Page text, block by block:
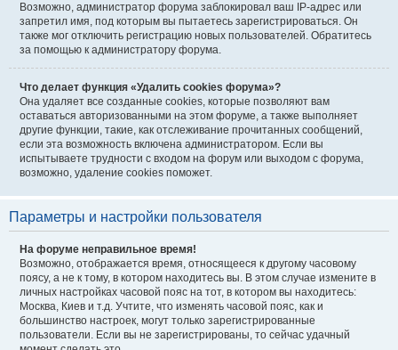
Возможно, администратор форума заблокировал ваш IP-адрес или
запретил имя, под которым вы пытаетесь зарегистрироваться. Он
также мог отключить регистрацию новых пользователей. Обратитесь
за помощью к администратору форума.
Что делает функция «Удалить cookies форума»?
Она удаляет все созданные cookies, которые позволяют вам
оставаться авторизованными на этом форуме, а также выполняет
другие функции, такие, как отслеживание прочитанных сообщений,
если эта возможность включена администратором. Если вы
испытываете трудности с входом на форум или выходом с форума,
возможно, удаление cookies поможет.
Параметры и настройки пользователя
На форуме неправильное время!
Возможно, отображается время, относящееся к другому часовому
поясу, а не к тому, в котором находитесь вы. В этом случае измените в
личных настройках часовой пояс на тот, в котором вы находитесь:
Москва, Киев и т.д. Учтите, что изменять часовой пояс, как и
большинство настроек, могут только зарегистрированные
пользователи. Если вы не зарегистрированы, то сейчас удачный